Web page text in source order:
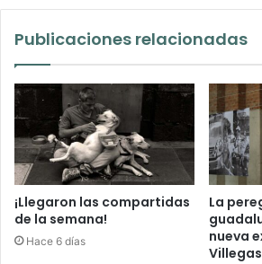
Publicaciones relacionadas
¡Llegaron las compartidas
de la semana!
Hace 6 días
La
nueva
Villegas